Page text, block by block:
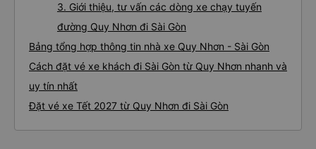
3. Giới thiệu, tư vấn các dòng xe chạy tuyến
đường Quy Nhơn đi Sài Gòn
Bảng tổng hợp thông tin nhà xe Quy Nhơn - Sài Gòn
Cách đặt vé xe khách đi Sài Gòn từ Quy Nhơn nhanh và
uy tín nhất
Đặt vé xe Tết 2027 từ Quy Nhơn đi Sài Gòn